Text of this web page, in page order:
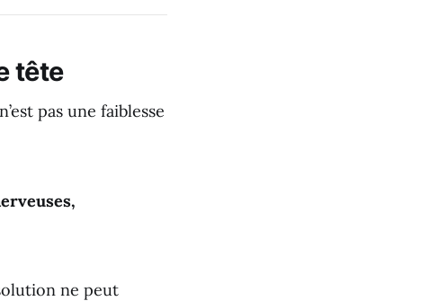
tête
pas une faiblesse
ne peut